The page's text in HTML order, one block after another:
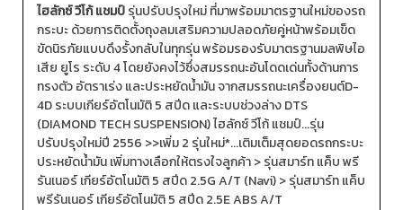
ไฮลักซ์ วีโก้ แชมป์รุ่นปรับปรุงใหม่ ที่มาพร้อมมาตรฐานใหม่ของรถ
กระบะ ด้วยการติดตั้งถุงลมเสริมความปลอดภัยคู่หน้าพร้อมเข็ด
ขัดนิรภัยแบบดึงรั้งกลับในทุกรุ่น พร้อมรองรับมาตรฐานมลพิษไอ
เสีย ยูโร ระดับ 4 โดยยังคงไว้ซึ่งสมรรถนะอันโดดเด่นทั้งด้านการ
ทรงตัว อัตราเร่ง และประหยัดน้ำมัน จากสมรรถนะเครื่องยนต์D-
4D ระบบเกียร์อัตโนมัติ 5 สปีด และระบบช่วงล่าง DTS
(DIAMOND TECH SUSPENSION) ไฮลักซ์ วีโก้ แชมป์...รุ่น
ปรับปรุงใหม่ปี 2556 >>เพิ่ม 2 รุ่นใหม่*...เติมเต็มสุดยอดรถกระบะ
ประหยัดน้ำมัน เพิ่มทางเลือกให้ตรงใจลูกค้า > รุ่นสมาร์ท แค็บ พรี
รันเนอร์ เกียร์อัตโนมัติ 5 สปีด 2.5G A/T (Navi) > รุ่นสมาร์ท แค็บ
พรีรันเนอร์ เกียร์อัตโนมัติ 5 สปีด 2.5E ABS A/T